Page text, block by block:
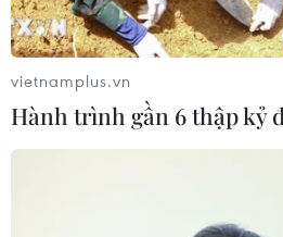
#ASEAN #phụ nữ
Indonesia
vietnamplus.vn
Hành trình gần 6 thập kỷ